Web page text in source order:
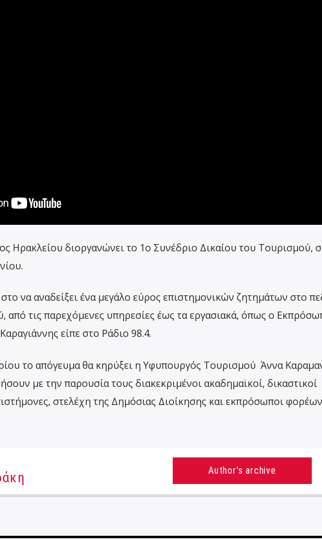
Ηρακλείου διοργανώνει το 1ο Συνέδριο Δικαίου του Τουρισμού,
να αναδείξει ένα μεγάλο εύρος επιστημονικών ζητημάτων στο
από τις παρεχόμενες υπηρεσίες έως τα εργασιακά, όπως ο
είπε στο Ράδιο 98.4.
το απόγευμα θα κηρύξει η Υφυπουργός Τουρισμού Άννα
με την παρουσία τους διακεκριμένοι ακαδημαϊκοί, δικαστικοί
στελέχη της Δημόσιας Διοίκησης και εκπρόσωποι
Author's archive